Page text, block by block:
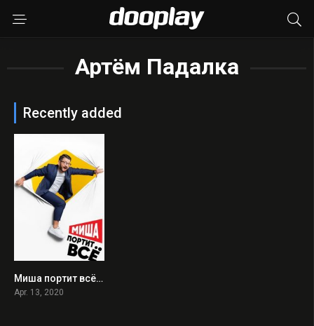
Артём Падалка
Recently added
0Миша портит всё 2020 en Streaming HD Gratuit !
Apr. 13, 2020